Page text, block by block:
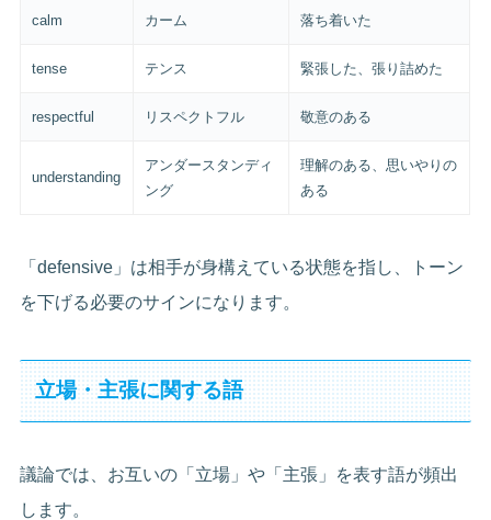
calm カーム 落ち着いた
tense テンス 緊張した、張り詰めた
respectful リスペクトフル 敬意のある
understanding
アンダースタンディ
ング
理解のある、思いやりの
ある
「defensive」は相手が身構えている状態を指し、トーン
を下げる必要のサインになります。
立場・主張に関する語
議論では、お互いの「立場」や「主張」を表す語が頻出
します。